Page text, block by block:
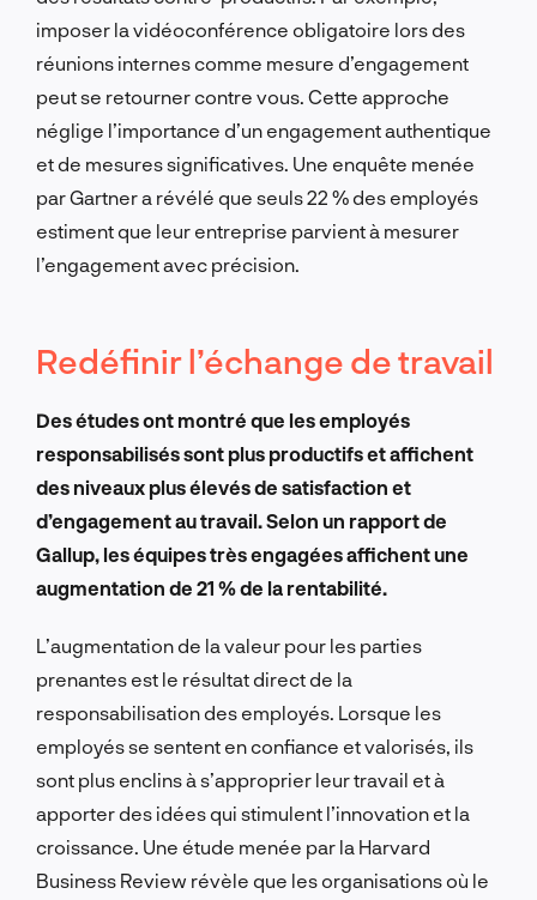
imposer la vidéoconférence obligatoire lors des
réunions internes comme mesure d’engagement
peut se retourner contre vous. Cette approche
néglige l’importance d’un engagement authentique
et de mesures significatives. Une enquête menée
par Gartner a révélé que seuls 22 % des employés
estiment que leur entreprise parvient à mesurer
l’engagement avec précision.
Redéfinir l’échange de travail
Des études ont montré que les employés
responsabilisés sont plus productifs et affichent
des niveaux plus élevés de satisfaction et
d’engagement au travail. Selon un rapport de
Gallup, les équipes très engagées affichent une
augmentation de 21 % de la rentabilité.
L’augmentation de la valeur pour les parties
prenantes est le résultat direct de la
responsabilisation des employés. Lorsque les
employés se sentent en confiance et valorisés, ils
sont plus enclins à s’approprier leur travail et à
apporter des idées qui stimulent l’innovation et la
croissance. Une étude menée par la Harvard
Business Review révèle que les organisations où le